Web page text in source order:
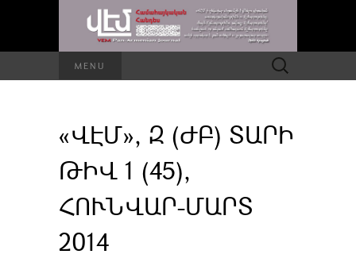
MENU Որոնել՝
«ՎԷՄ», Զ (ԺԲ) ՏԱՐԻ
ԹԻՎ 1 (45),
ՀՈՒՆՎԱՐ-ՄԱՐՏ
2014